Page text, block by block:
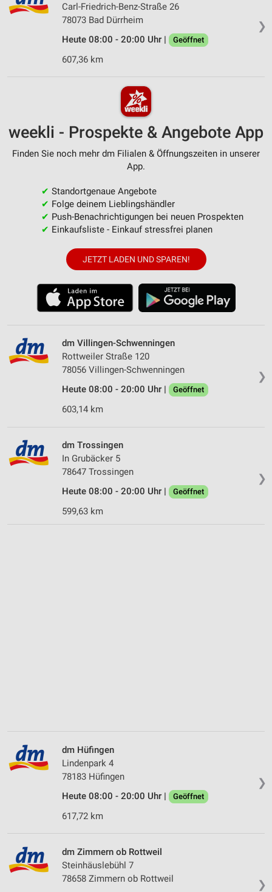
❯
Carl-Friedrich-Benz-Straße 26
78073 Bad Dürrheim
Heute 08:00 - 20:00 Uhr |
Geöffnet
607,36 km
weekli - Prospekte & Angebote App
Finden Sie noch mehr dm Filialen & Öffnungszeiten in unserer
App.
✔ Standortgenaue Angebote
✔ Folge deinem Lieblingshändler
✔ Push-Benachrichtigungen bei neuen Prospekten
✔ Einkaufsliste - Einkauf stressfrei planen
JETZT LADEN UND SPAREN!
❯
dm Villingen-Schwenningen
Rottweiler Straße 120
78056 Villingen-Schwenningen
Heute 08:00 - 20:00 Uhr |
Geöffnet
603,14 km
❯
dm Trossingen
In Grubäcker 5
78647 Trossingen
Heute 08:00 - 20:00 Uhr |
Geöffnet
599,63 km
❯
dm Hüfingen
Lindenpark 4
78183 Hüfingen
Heute 08:00 - 20:00 Uhr |
Geöffnet
617,72 km
❯
dm Zimmern ob Rottweil
Steinhäuslebühl 7
78658 Zimmern ob Rottweil